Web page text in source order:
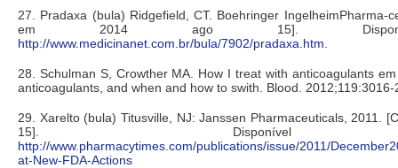
27. Pradaxa (bula) Ridgefield, CT. Boehringer IngelheimPharma-
em 2014 ago 15].
http://www.medicinanet.com.br/bula/7902/pradaxa.htm
28. Schulman S, Crowther MA. How I treat with anticoagulants
anticoagulants, and when and how to swith. Blood. 2012;119:3016-
29. Xarelto (bula) Titusville, NJ: Janssen Pharmaceuticals, 2011.
15].
http://www.pharmacytimes.com/publications/issue/2011/
at-New-FDA-Actions